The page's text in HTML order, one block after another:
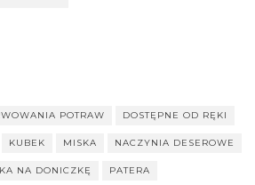
POTRAW DOSTĘPNE OD RĘKI
KUBEK MISKA NACZYNIA DESEROWE
NA DONICZKĘ PATERA